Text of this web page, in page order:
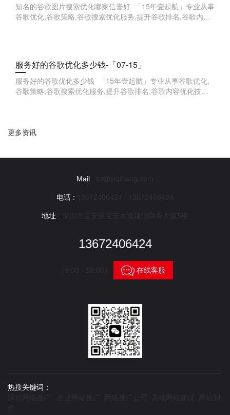
知名的谷歌图片搜索优化哪家信誉好 「15年壹起航」专业从事
谷歌优化,谷歌策略,谷歌搜索优化服务,提升谷歌排名,谷歌内容
服务好的谷歌优化多少钱-「07-15」
服务好的谷歌优化多少钱 「15年壹起航」专业从事谷歌优化,
谷歌策略,谷歌搜索优化服务,提升谷歌排名,谷歌内容优化技巧,
更多资讯
Mail :
电话 :
地址 :
13672406424
在线客服
热搜关键词：